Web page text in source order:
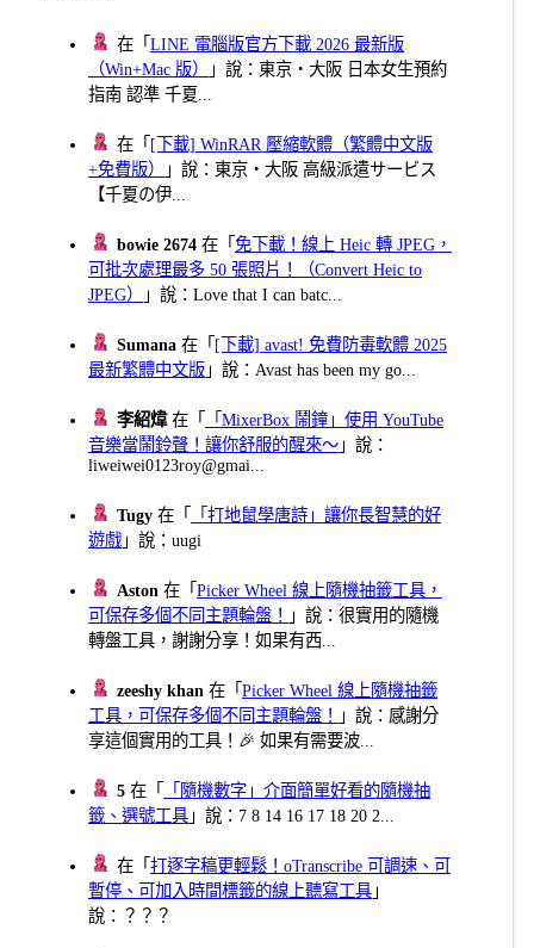
在「LINE 電腦版官方下載 2026 最新版
（Win+Mac 版）
」說：東京・大阪 日本女生預約
指南 認準 千夏...
在「 [下載] WinRAR 壓縮軟體（繁體中文版
+免費版）
」說：東京・大阪 高級派遣サービス
【千夏の伊...
bowie 2674 在「免下載！線上 Heic 轉 JPEG，
可批次處理最多 50 張照片！（Convert Heic to
JPEG）
」說：Love that I can batc...
Sumana 在「 [下載] avast! 免費防毒軟體 2025
最新繁體中文版 」說：Avast has been my go...
李紹煒在「
「MixerBox 鬧鐘」使用 YouTube
音樂當鬧鈴聲！讓你舒服的醒來～ 」說：
liweiwei0123roy@gmai...
Tugy 在「
「打地鼠學唐詩」讓你長智慧的好
遊戲 」說：uugi
Aston 在「Picker Wheel 線上隨機抽籤工具，
可保存多個不同主題輪盤！
」說：很實用的隨機
轉盤工具，謝謝分享！如果有西...
zeeshy khan 在「Picker Wheel 線上隨機抽籤
工具，可保存多個不同主題輪盤！
」說：感謝分
享這個實用的工具！🎉 如果有需要波...
5 在「
「隨機數字」介面簡單好看的隨機抽
籤、選號工具 」說：7 8 14 16 17 18 20 2...
在「打逐字稿更輕鬆！oTranscribe 可調速、可
暫停、可加入時間標籤的線上聽寫工具 」
說：？？？